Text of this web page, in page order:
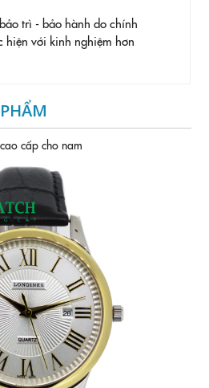
trì - bảo hành do chính
hiện với kinh nghiệm hơn
cấp cho nam